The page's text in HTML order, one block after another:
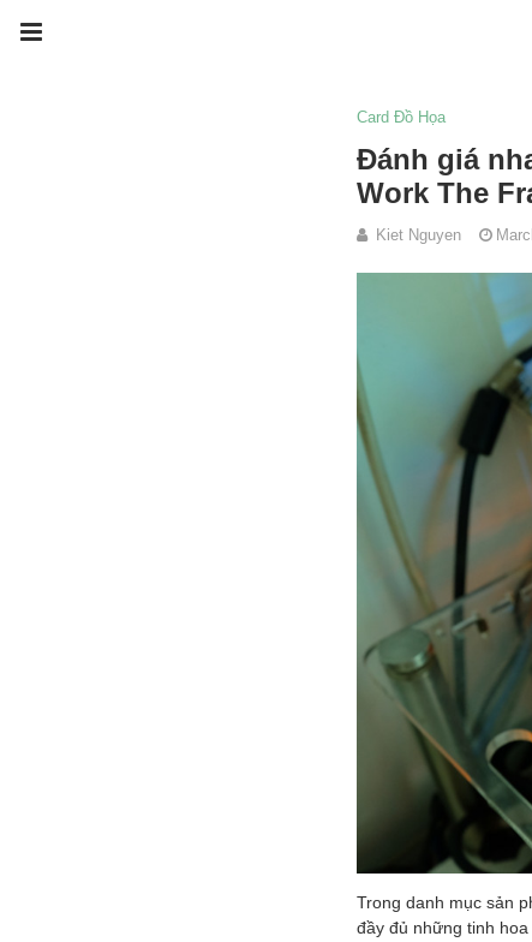
Card Đồ Họa
Đánh giá
Work The
Kiet Nguyen
Trong danh mục sản
đầy đủ những tinh